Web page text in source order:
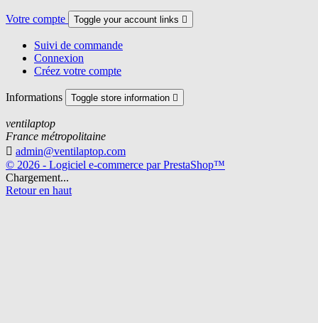
Votre compte Toggle your account links 
Suivi de commande
Connexion
Créez votre compte
Informations Toggle store information 
ventilaptop
France métropolitaine
 admin@ventilaptop.com
© 2026 - Logiciel e-commerce par PrestaShop™
Chargement...
Retour en haut